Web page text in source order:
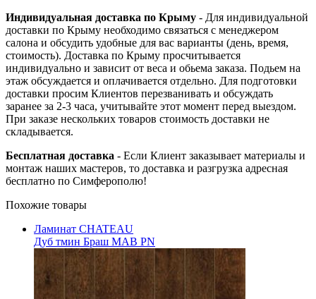
Индивидуальная доставка по Крыму - Для индивидуальной
доставки по Крыму необходимо связаться с менеджером
салона и обсудить удобные для вас варианты (день, время,
стоимость). Доставка по Крыму просчитывается
индивидуально и зависит от веса и обьема заказа. Подьем на
этаж обсуждается и оплачивается отдельно. Для подготовки
доставки просим Клиентов перезванивать и обсуждать
заранее за 2-3 часа, учитывайте этот момент перед выездом.
При заказе нескольких товаров стоимость доставки не
складывается.
Бесплатная доставка - Если Клиент заказывает материалы и
монтаж наших мастеров, то доставка и разгрузка адресная
бесплатно по Симферополю!
Похожие товары
Ламинат CHATEAU
Дуб тмин Браш MAB PN